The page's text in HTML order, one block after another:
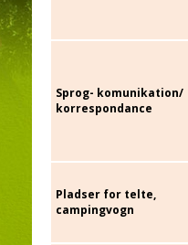
Sprog- komunikation/
korrespondance
Pladser for telte,
campingvogn